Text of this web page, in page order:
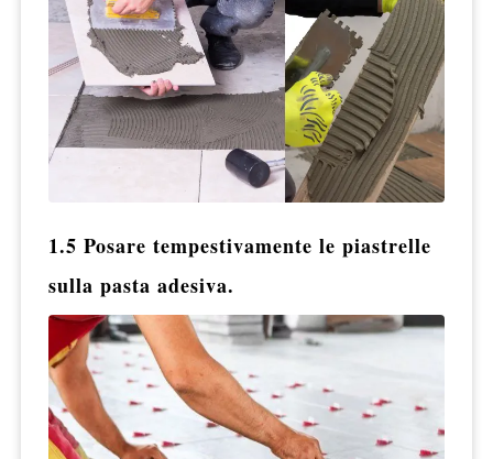
1.5 Posare tempestivamente le piastrelle
sulla pasta adesiva.